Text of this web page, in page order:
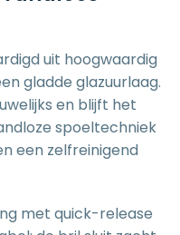
uit hoogwaardig
gladde glazuurlaag.
en blijft het
spoeltechniek
een zelfreinigend
met quick-release